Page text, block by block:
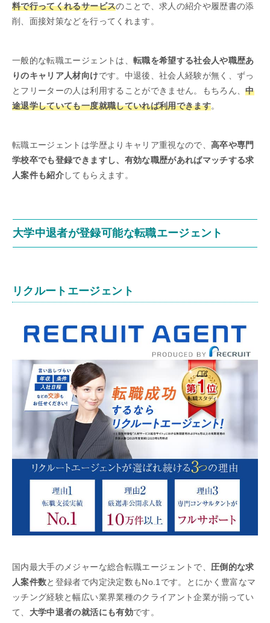
料で行ってくれるサービスのことで、求人の紹介や履歴書の添
削、面接対策などを行ってくれます。
一般的な転職エージェントは、 転職を希望する社会人や職歴あ
りのキャリア人材向けです。中退後、社会人経験が無く、ずっ
とフリーターの人は利用することができません。もちろん、中
途退学していても一度就職していれば利用できます。
転職エージェントは学歴よりキャリア重視なので、高卒や専門
学校卒でも登録できますし、有効な職歴があればマッチする求
人案件も紹介してもらえます。
大学中退者が登録可能な転職エージェント
リクルートエージェント
国内最大手のメジャーな総合転職エージェントで、圧倒的な求
人案件数と登録者で内定決定数もNo.1です。とにかく豊富なマ
ッチング経験と幅広い業界業種のクライアント企業が揃ってい
て、 大学中退者の就活にも有効です。